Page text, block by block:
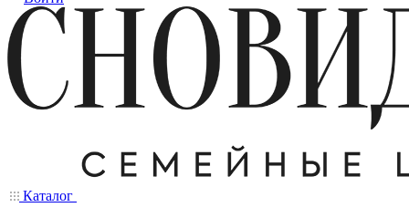
Каталог